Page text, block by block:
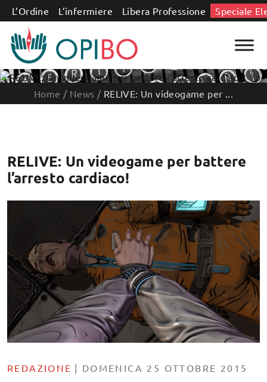
Salta al contenuto
L’Ordine L’infermiere Libera Professione Speciale
Home / News / RELIVE: Un videogame per ...
RELIVE: Un videogame per battere
l’arresto cardiaco!
REDAZIONE | DOMENICA 25 OTTOBRE 2015